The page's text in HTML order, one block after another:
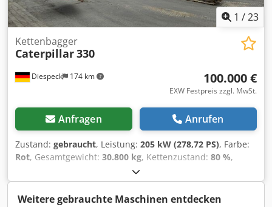
1 /23
Diespeck 174 km
Kettenbagger
Caterpillar330
100.000 €
EXW Festpreis zzgl. MwSt.
Anfragen Anrufen
Zustand: gebraucht, Leistung: 205 kW (278,72 PS), Farbe:
Rot, Gesamtgewicht: 30.800 kg, Kettenzustand: 80 %,
, Baujahr:
8.660 h, Ausstattung:Greiferhydraulik, Kabine,
Zusatzscheinwerfer, geräuscharm, Klima Hammerhyraulik
Weitere gebrauchte Maschinen entdecken